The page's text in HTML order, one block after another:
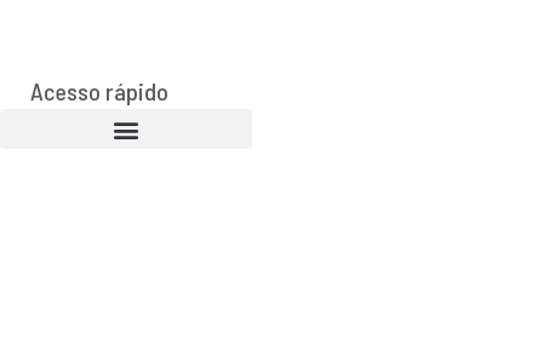
Acesso rápido